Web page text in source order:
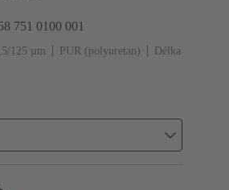
751 0100 001
125 µm PUR (polyuretan)
Délka